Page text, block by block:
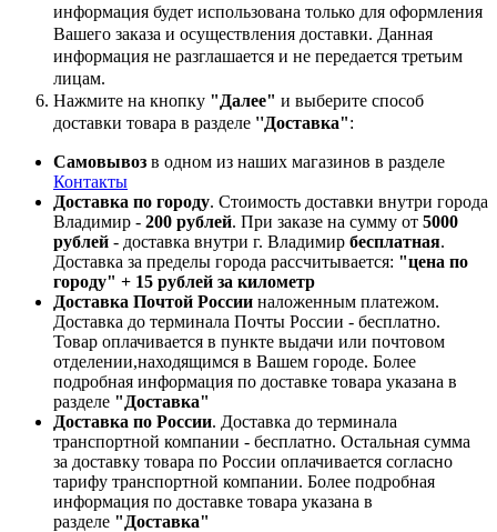
информация будет использована только для оформления
Вашего заказа и осуществления доставки. Данная
информация не разглашается и не передается третьим
лицам.
Нажмите на кнопку "Далее" и выберите способ
доставки товара в разделе ''Доставка":
Самовывоз в одном из наших магазинов в разделе
Контакты
Доставка по городу. Стоимость доставки внутри города
Владимир - 200 рублей. При заказе на сумму от 5000
рублей - доставка внутри г. Владимир бесплатная.
Доставка за пределы города рассчитывается: "цена по
городу" + 15 рублей за километр
Доставка Почтой России наложенным платежом.
Доставка до терминала Почты России - бесплатно.
Товар оплачивается в пункте выдачи или почтовом
отделении,находящимся в Вашем городе. Более
подробная информация по доставке товара указана в
разделе "Доставка"
Доставка по России. Доставка до терминала
транспортной компании - бесплатно. Остальная сумма
за доставку товара по России оплачивается согласно
тарифу транспортной компании. Более подробная
информация по доставке товара указана в
разделе "Доставка"